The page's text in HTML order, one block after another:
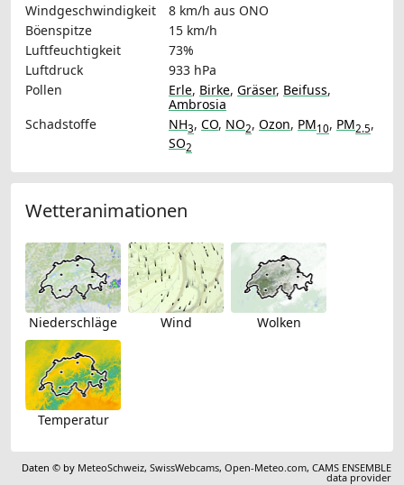
Windgeschwindigkeit
8 km/h aus ONO
Böenspitze
15 km/h
Luftfeuchtigkeit
73%
Luftdruck
933 hPa
Pollen
Erle, Birke, Gräser, Beifuss,
Ambrosia
Schadstoffe
NH3, CO, NO2, Ozon, PM10, PM2.5,
SO2
Wetteranimationen
Niederschläge Wind Wolken
Temperatur
Daten © by MeteoSchweiz,SwissWebcams,Open-Meteo.com,CAMS ENSEMBLE
data provider